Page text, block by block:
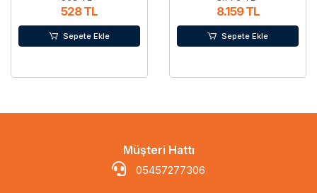
528 TL
Sepete Ekle
8.159 TL
Sepete Ekle
Müşteri Hattı
05457277306